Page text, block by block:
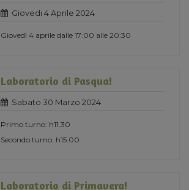
Giovedi 4 Aprile 2024
Giovedì 4 aprile dalle 17:00 alle 20:30
Laboratorio di Pasqua!
Sabato 30 Marzo 2024
Primo turno: h11.30
Secondo turno: h15.00
Laboratorio di Primavera!